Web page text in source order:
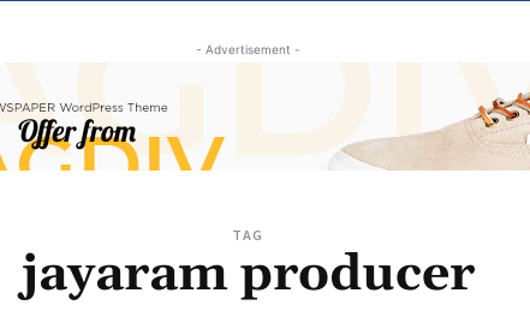
- Advertisement -
TAG
jayaram producer